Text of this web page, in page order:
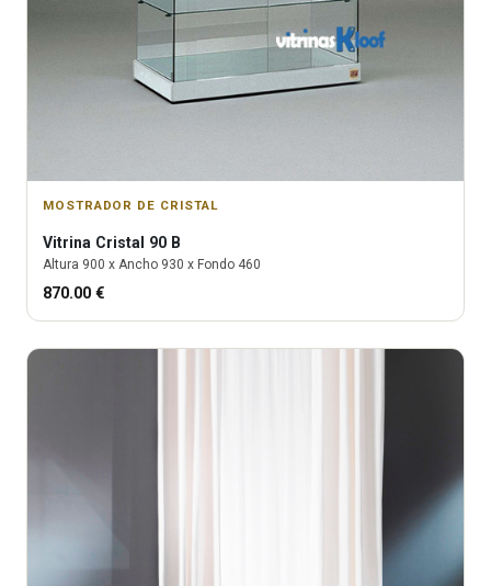
MOSTRADOR DE CRISTAL
Vitrina Cristal 90 B
Altura 900 x Ancho 930 x Fondo 460
870.00 €